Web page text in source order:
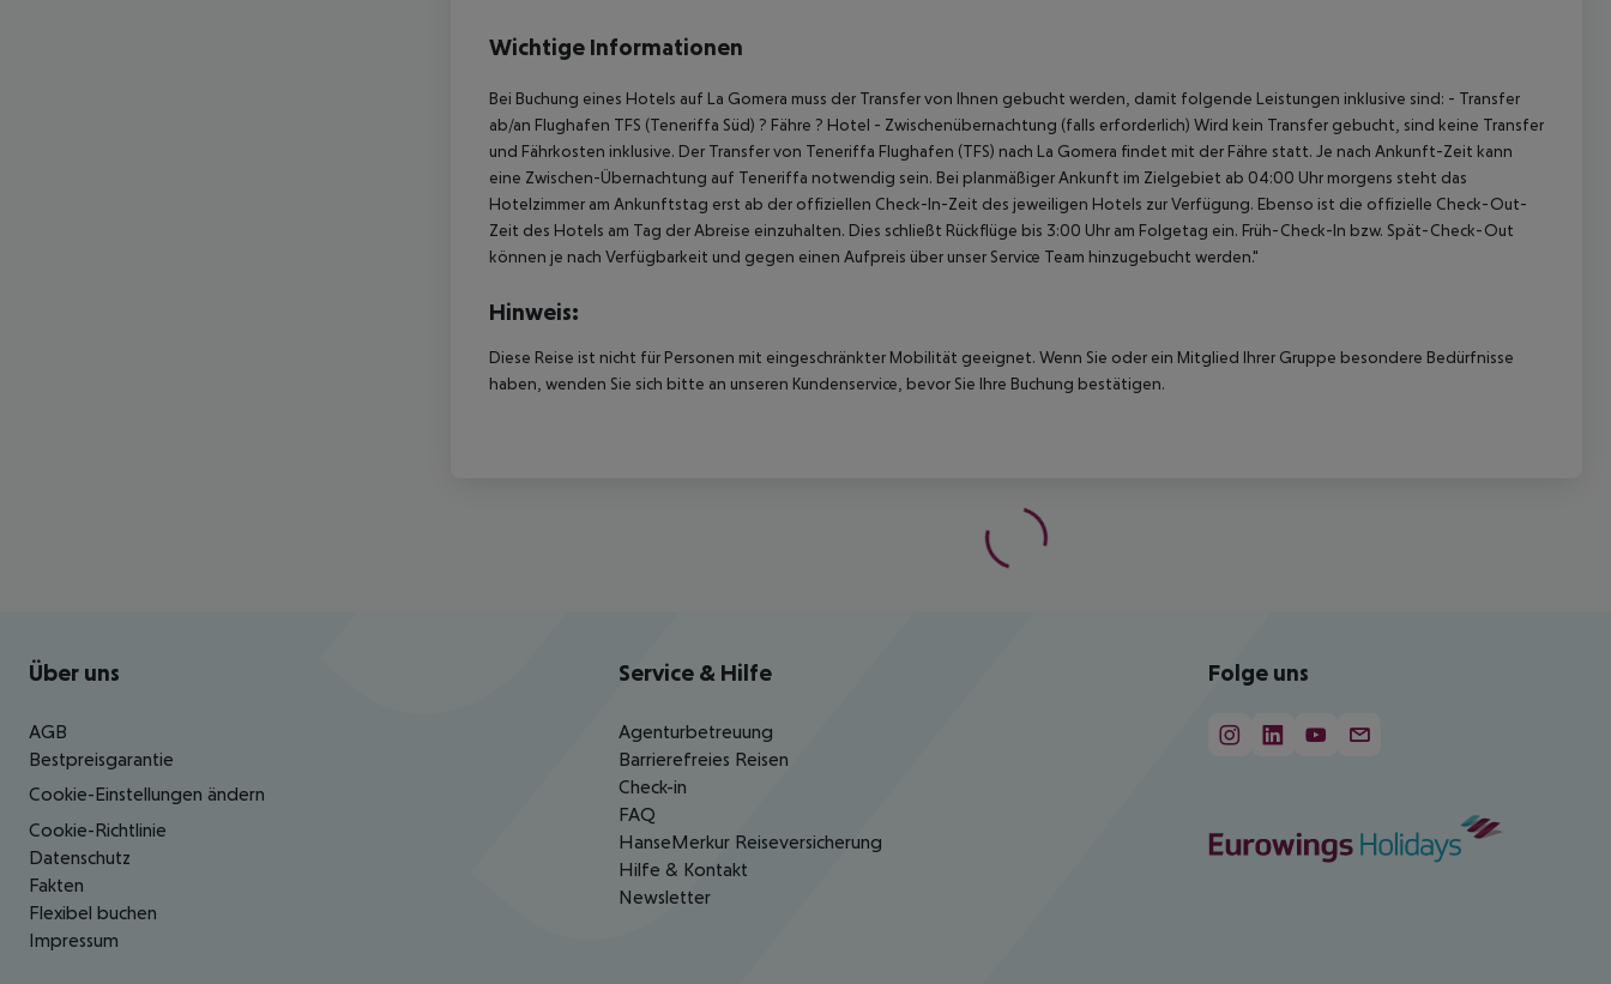
Wichtige Informationen
Bei Buchung eines Hotels auf La Gomera muss der Transfer von Ihnen gebucht werden, damit folgende Leistungen inklusive sind: - Transfer
ab/an Flughafen TFS (Teneriffa Süd) ? Fähre ? Hotel - Zwischenübernachtung (falls erforderlich) Wird kein Transfer gebucht, sind keine Transfer
und Fährkosten inklusive. Der Transfer von Teneriffa Flughafen (TFS) nach La Gomera findet mit der Fähre statt. Je nach Ankunft-Zeit kann
eine Zwischen-Übernachtung auf Teneriffa notwendig sein. Bei planmäßiger Ankunft im Zielgebiet ab 04:00 Uhr morgens steht das
Hotelzimmer am Ankunftstag erst ab der offiziellen Check-In-Zeit des jeweiligen Hotels zur Verfügung. Ebenso ist die offizielle Check-Out-
Zeit des Hotels am Tag der Abreise einzuhalten. Dies schließt Rückflüge bis 3:00 Uhr am Folgetag ein. Früh-Check-In bzw. Spät-Check-Out
können je nach Verfügbarkeit und gegen einen Aufpreis über unser Service Team hinzugebucht werden."
Hinweis:
Diese Reise ist nicht für Personen mit eingeschränkter Mobilität geeignet. Wenn Sie oder ein Mitglied Ihrer Gruppe besondere Bedürfnisse
haben, wenden Sie sich bitte an unseren Kundenservice, bevor Sie Ihre Buchung bestätigen.
Footer navigation
Über uns
AGB
Bestpreisgarantie
Cookie-Einstellungen ändern
Cookie-Richtlinie
Datenschutz
Fakten
Flexibel buchen
Impressum
Service & Hilfe
Agenturbetreuung
Barrierefreies Reisen
Check-in
FAQ
HanseMerkur Reiseversicherung
Hilfe & Kontakt
Newsletter
Folge uns